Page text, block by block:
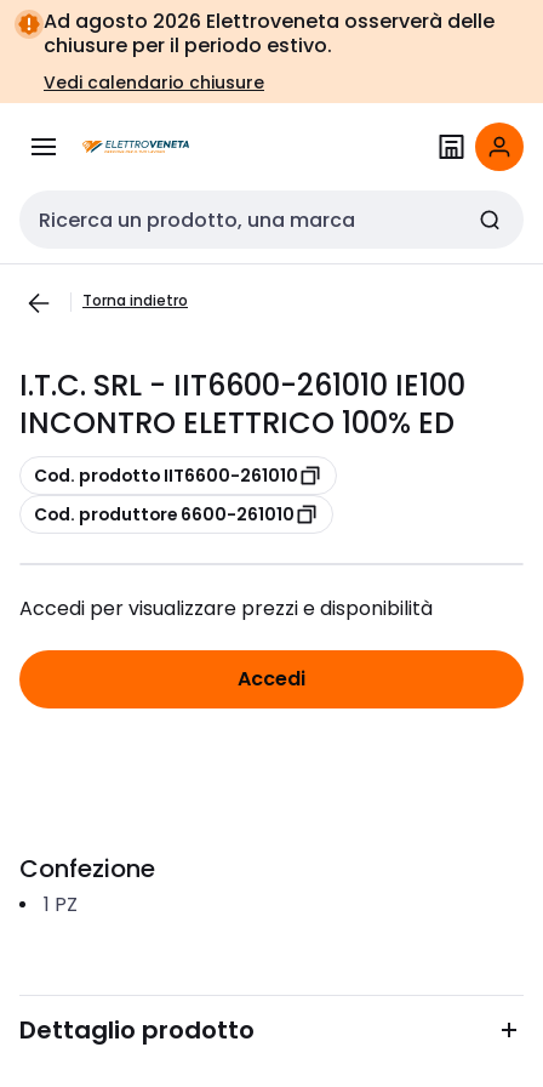
Vai alla
navigazione
Vai
alla
pagina
Ad agosto 2026 Elettroveneta osserverà delle
chiusure per il periodo estivo.
Vedi calendario chiusure
Cerca input
Torna indietro
I.T.C. SRL - IIT6600-261010 IE100
INCONTRO ELETTRICO 100% ED
copia
Cod. prodotto IIT6600-261010
copia
Cod. produttore 6600-261010
Accedi per visualizzare prezzi e disponibilità
Accedi
Confezione
1 PZ
Dettaglio prodotto